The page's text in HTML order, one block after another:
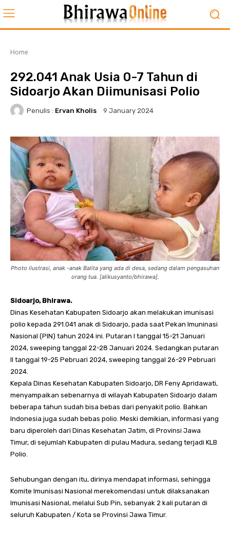
Home
292.041 Anak Usia 0-7 Tahun di
Sidoarjo Akan Diimunisasi Polio
Penulis : Ervan Kholis 9 January 2024
Photo ilustrasi, anak -anak Balita yang ada di desa, sedang dalam pengasuhan
orang tua. [alikusyanto/bhirawa].
Sidoarjo, Bhirawa.
Dinas Kesehatan Kabupaten Sidoarjo akan melakukan imunisasi
polio kepada 291.041 anak di Sidoarjo, pada saat Pekan Imuninasi
Nasional (PIN) tahun 2024 ini. Putaran I tanggal 15-21 Januari
2024, sweeping tanggal 22-28 Januari 2024. Sedangkan putaran
II tanggal 19-25 Pebruari 2024, sweeping tanggal 26-29 Pebruari
2024.
Kepala Dinas Kesehatan Kabupaten Sidoarjo, DR Feny Apridawati,
menyampaikan sebenarnya di wilayah Kabupaten Sidoarjo dalam
beberapa tahun sudah bisa bebas dari penyakit polio. Bahkan
Indonesia juga sudah bebas polio. Meski demikian, informasi yang
baru diperoleh dari Dinas Kesehatan Jatim, di Provinsi Jawa
Timur, di sejumlah Kabupaten di pulau Madura, sedang terjadi KLB
Polio.
Sehubungan dengan itu, dirinya mendapat informasi, sehingga
Komite Imunisasi Nasional merekomendasi untuk dilaksanakan
Imunisasi Nasional, melalui Sub Pin, sebanyak 2 kali putaran di
seluruh Kabupaten / Kota se Provinsi Jawa Timur.